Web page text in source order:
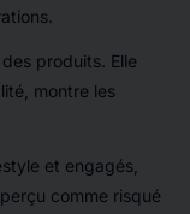
produits. Elle
montre les
et engagés,
comme risqué